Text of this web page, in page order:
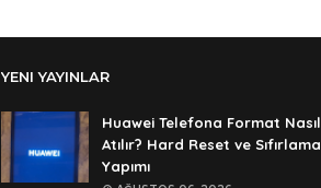
YENI YAYINLAR
Huawei Telefona Format Nasıl
Atılır? Hard Reset ve Sıfırlama
Yapımı